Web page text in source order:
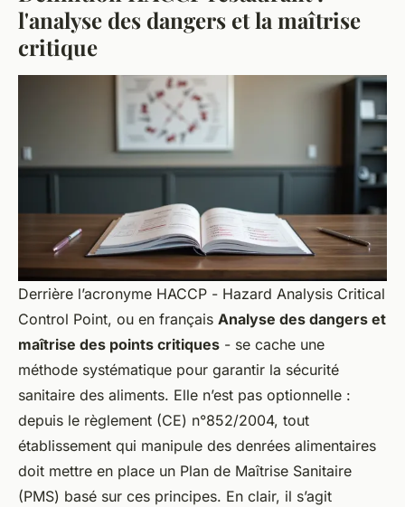
l'analyse des dangers et la maîtrise
critique
Derrière l’acronyme HACCP - Hazard Analysis Critical
Control Point, ou en français Analyse des dangers et
maîtrise des points critiques - se cache une
méthode systématique pour garantir la sécurité
sanitaire des aliments. Elle n’est pas optionnelle :
depuis le règlement (CE) n°852/2004, tout
établissement qui manipule des denrées alimentaires
doit mettre en place un Plan de Maîtrise Sanitaire
(PMS) basé sur ces principes. En clair, il s’agit